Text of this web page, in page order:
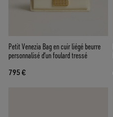
Petit Venezia Bag en cuir liégé beurre
personnalisé d’un foulard tressé
795 €